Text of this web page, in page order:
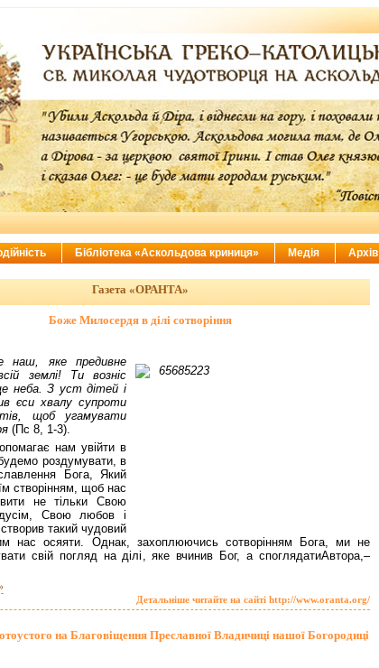
Газета «ОРАНТА»
Боже Милосердя в ділі сотворіння
наш, яке предивне
землі! Ти возніс
неба. З уст дітей і
єси хвалу супроти
щоб угамувати
(Пс 8, 1-3).
нам увійти в
роздумувати, в
Бога, Який
створінням, щоб нас
не тільки Свою
Свою любов і
такий чудовий
нас осяяти. Однак, захоплюючись сотворінням Бога, ми не
свій погляд на ділі, яке вчинив Бог, а споглядатиАвтора,–
Детальніше читайте на сайті http://www.oranta.org/
на Благовіщення Преславної Владичиці нашої Богородиці
Бібліотека «Аскольдова криниця» Медія Архів